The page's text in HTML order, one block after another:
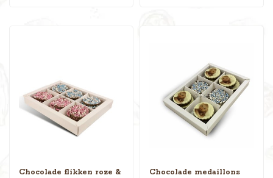
Chocolade flikken roze &
Chocolade medaillons